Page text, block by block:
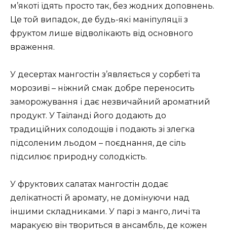
м’якоті їдять просто так, без жодних доповнень.
Це той випадок, де будь-які маніпуляції з
фруктом лише відволікають від основного
враження.
У десертах мангостін з’являється у сорбеті та
морозиві – ніжний смак добре переносить
заморожування і дає незвичайний ароматний
продукт. У Таїланді його додають до
традиційних солодощів і подають зі злегка
підсоленим льодом – поєднання, де сіль
підсилює природну солодкість.
У фруктових салатах мангостін додає
делікатності й аромату, не домінуючи над
іншими складниками. У парі з манго, личі та
маракуєю він твориться в ансамбль, де кожен